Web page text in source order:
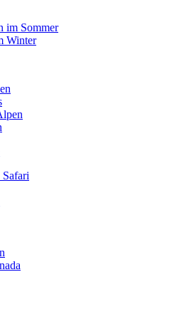
im Sommer
Winter